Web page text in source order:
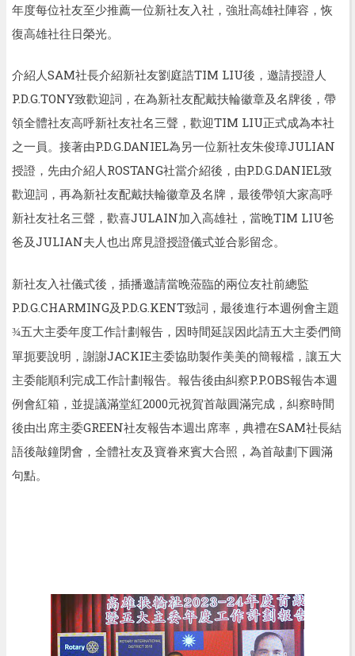
年度每位社友至少推薦一位新社友入社，強壯高雄社陣容，恢
復高雄社往日榮光。
介紹人SAM社長介紹新社友劉庭誥TIM LIU後，邀請授證人
P.D.G.TONY致歡迎詞，在為新社友配戴扶輪徽章及名牌後，帶
領全體社友高呼新社友社名三聲，歡迎TIM LIU正式成為本社
之一員。接著由P.D.G.DANIEL為另一位新社友朱俊璋JULIAN
授證，先由介紹人ROSTANG社當介紹後，由P.D.G.DANIEL致
歡迎詞，再為新社友配戴扶輪徽章及名牌，最後帶領大家高呼
新社友社名三聲，歡喜JULAIN加入高雄社，當晚TIM LIU爸
爸及JULIAN夫人也出席見證授證儀式並合影留念。
新社友入社儀式後 ，插播邀請當晚蒞臨的兩位友社前總監
P.D.G.CHARMING及 P.D.G.KENT致詞 ， 最後進行本週例會主題
¾五大主委年度工作計劃報告，因時間延誤因此請五大主委們簡
單扼要說明，謝謝JACKIE主委協助製作美美的簡報檔，讓五大
主委能順利完成工作計劃報告。報告後由糾察P.P.OBS報告本週
例會紅箱，並提議滿堂紅2000元祝賀首敲圓滿完成，糾察時間
後由出席主委GREEN社友報告本週出席率 ， 典禮在SAM社長結
語後敲鐘閉會，全體社友及寶眷來賓大合照，為首敲劃下圓滿
句點。